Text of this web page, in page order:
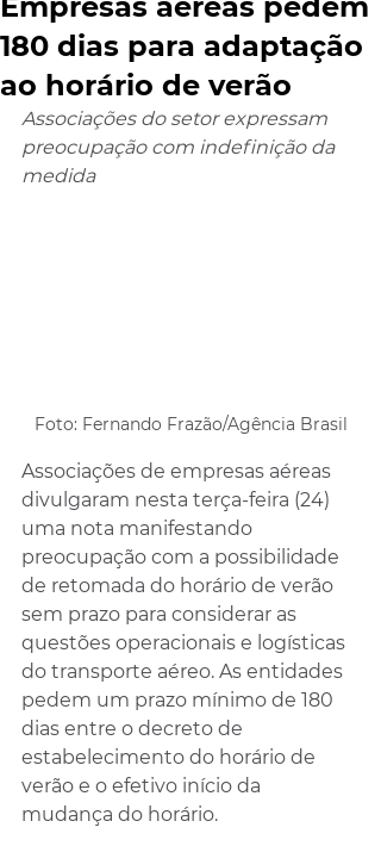
180 dias para adaptação
ao horário de verão
Associações do setor expressam
preocupação com indefinição da
medida
Foto: Fernando Frazão/Agência Brasil
Associações de empresas aéreas
divulgaram nesta terça-feira (24)
uma nota manifestando
preocupação com a possibilidade
de retomada do horário de verão
sem prazo para considerar as
questões operacionais e logísticas
do transporte aéreo. As entidades
pedem um prazo mínimo de 180
dias entre o decreto de
estabelecimento do horário de
verão e o efetivo início da
mudança do horário.